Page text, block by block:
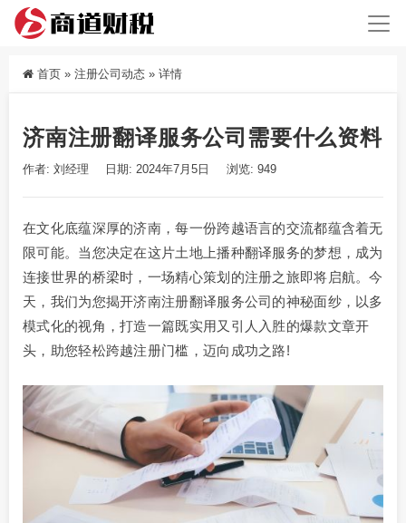
首页 » 注册公司动态 » 详情
济南注册翻译服务公司需要什么资料
作者: 刘经理 日期: 2024年7月5日 浏览: 949
在文化底蕴深厚的济南，每一份跨越语言的交流都蕴含着无
限可能。当您决定在这片土地上播种翻译服务的梦想，成为
连接世界的桥梁时，一场精心策划的注册之旅即将启航。今
天，我们为您揭开济南注册翻译服务公司的神秘面纱，以多
模式化的视角，打造一篇既实用又引人入胜的爆款文章开
头，助您轻松跨越注册门槛，迈向成功之路!